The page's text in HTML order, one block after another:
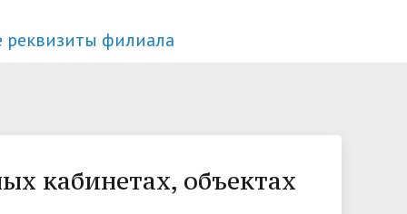
Лицензии
Подготовительные курсы
и
реквизиты филиала
кабинетах, объектах